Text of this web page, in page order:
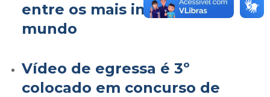
entre os mais influentes do
mundo
Vídeo de egressa é 3º
colocado em concurso de